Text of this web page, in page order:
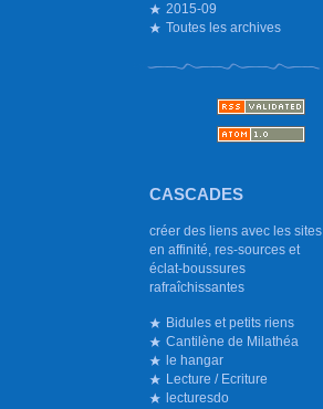
2015-09
Toutes les archives
CASCADES
créer des liens avec les sites
en affinité, res-sources et
éclat-boussures
rafraîchissantes
Bidules et petits riens
Cantilène de Milathéa
le hangar
Lecture / Ecriture
lecturesdo